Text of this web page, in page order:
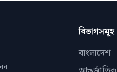
বিভাগসমূহ
বাংলাদেশ